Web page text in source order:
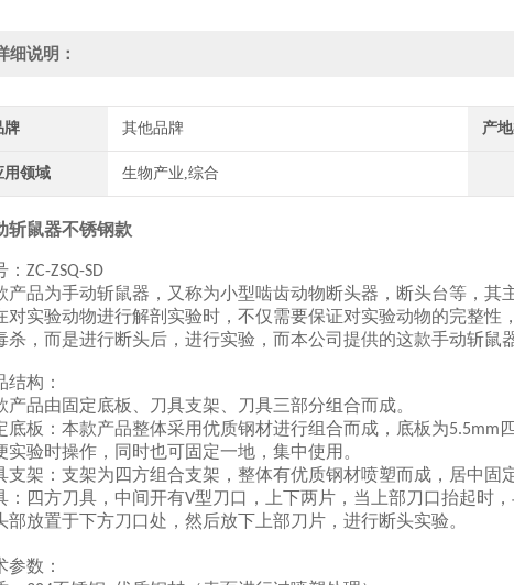
细说明：
牌 其他品牌 产
用领域 生物产业,综合
斩鼠器不锈钢款
： ZC-ZSQ-SD
产品为手动斩鼠器，又称为小型啮齿动物断头器，断头台等，其
对实验动物进行解剖实验时，不仅需要保证对实验动物的完整
杀，而是进行断头后，进行实验，而本公司提供的这款手动斩鼠
结构：
产品由固定底板、刀具支架、刀具三部分组合而成。
底板：本款产品整体采用优质钢材进行组合而成，底板为5.5mm
实验时操作，同时也可固定一地，集中使用。
支架：支架为四方组合支架，整体有优质钢材喷塑而成，居中固
：四方刀具，中间开有V型刀口，上下两片，当上部刀口抬起时
部放置于下方刀口处，然后放下上部刀片，进行断头实验。
参数：